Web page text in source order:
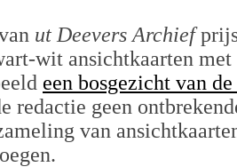
ut Deevers Archief
wit ansichtkaarten met
een bosgezicht van
redactie geen
van